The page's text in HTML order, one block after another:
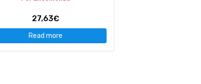
27,63€
Read more